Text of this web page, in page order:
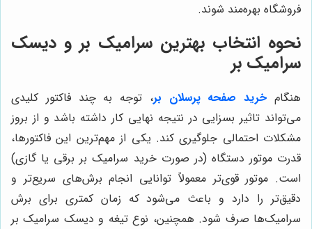
فروشگاه بهره‌مند شوند.
نحوه انتخاب بهترین سرامیک بر و دیسک
سرامیک بر
هنگام خرید صفحه پرسلان بر، توجه به چند فاکتور کلیدی
می‌تواند تاثیر بسزایی در نتیجه نهایی کار داشته باشد و از بروز
مشکلات احتمالی جلوگیری کند. یکی از مهم‌ترین این فاکتورها،
قدرت موتور دستگاه (در صورت خرید سرامیک بر برقی یا گازی)
است. موتور قوی‌تر معمولاً توانایی انجام برش‌های سریع‌تر و
دقیق‌تر را دارد و باعث می‌شود که زمان کمتری برای برش
سرامیک‌ها صرف شود. همچنین، نوع تیغه و دیسک سرامیک بر